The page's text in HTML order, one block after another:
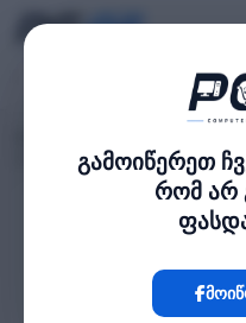
გამოიწერეთ
რომ არ
32 არხიანი IP ვიდეო ჩამწერი